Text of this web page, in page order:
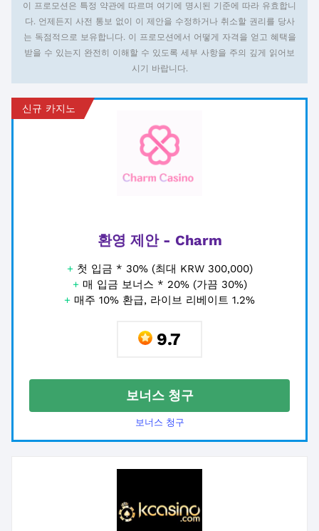
이 프로모션은 특정 약관에 따르며 여기에 명시된 기준에 따라 유효합니
다. 언제든지 사전 통보 없이 이 제안을 수정하거나 취소할 권리를 당사
는 독점적으로 보유합니다. 이 프로모션에서 어떻게 자격을 얻고 혜택을
받을 수 있는지 완전히 이해할 수 있도록 세부 사항을 주의 깊게 읽어보
시기 바랍니다.
신규 카지노
환영 제안 - Charm
+ 첫 입금 * 30% (최대 KRW 300,000)
+ 매 입금 보너스 * 20% (가끔 30%)
+ 매주 10% 환급, 라이브 리베이트 1.2%
9.7
보너스 청구
보너스 청구